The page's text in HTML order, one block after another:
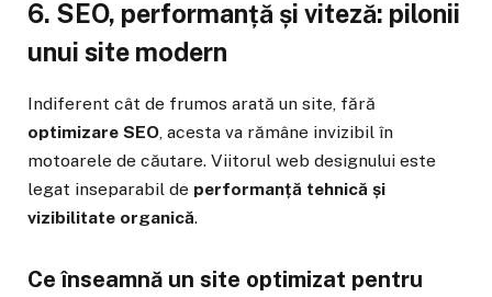
6. SEO, performanță și viteză: pilonii
unui site modern
Indiferent cât de frumos arată un site, fără
optimizare SEO, acesta va rămâne invizibil în
motoarele de căutare. Viitorul web designului este
legat inseparabil de performanță tehnică și
vizibilitate organică.
Ce înseamnă un site optimizat pentru